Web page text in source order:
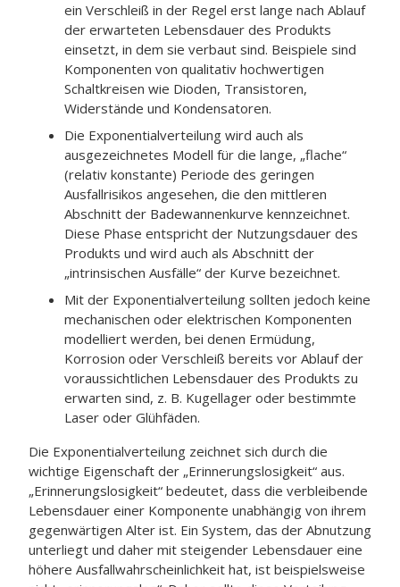
ein Verschleiß in der Regel erst lange nach Ablauf
der erwarteten Lebensdauer des Produkts
einsetzt, in dem sie verbaut sind. Beispiele sind
Komponenten von qualitativ hochwertigen
Schaltkreisen wie Dioden, Transistoren,
Widerstände und Kondensatoren.
Die Exponentialverteilung wird auch als
ausgezeichnetes Modell für die lange, „flache“
(relativ konstante) Periode des geringen
Ausfallrisikos angesehen, die den mittleren
Abschnitt der Badewannenkurve kennzeichnet.
Diese Phase entspricht der Nutzungsdauer des
Produkts und wird auch als Abschnitt der
„intrinsischen Ausfälle“ der Kurve bezeichnet.
Mit der Exponentialverteilung sollten jedoch keine
mechanischen oder elektrischen Komponenten
modelliert werden, bei denen Ermüdung,
Korrosion oder Verschleiß bereits vor Ablauf der
voraussichtlichen Lebensdauer des Produkts zu
erwarten sind, z. B. Kugellager oder bestimmte
Laser oder Glühfäden.
Die Exponentialverteilung zeichnet sich durch die
wichtige Eigenschaft der „Erinnerungslosigkeit“ aus.
„Erinnerungslosigkeit“ bedeutet, dass die verbleibende
Lebensdauer einer Komponente unabhängig von ihrem
gegenwärtigen Alter ist. Ein System, das der Abnutzung
unterliegt und daher mit steigender Lebensdauer eine
höhere Ausfallwahrscheinlichkeit hat, ist beispielsweise